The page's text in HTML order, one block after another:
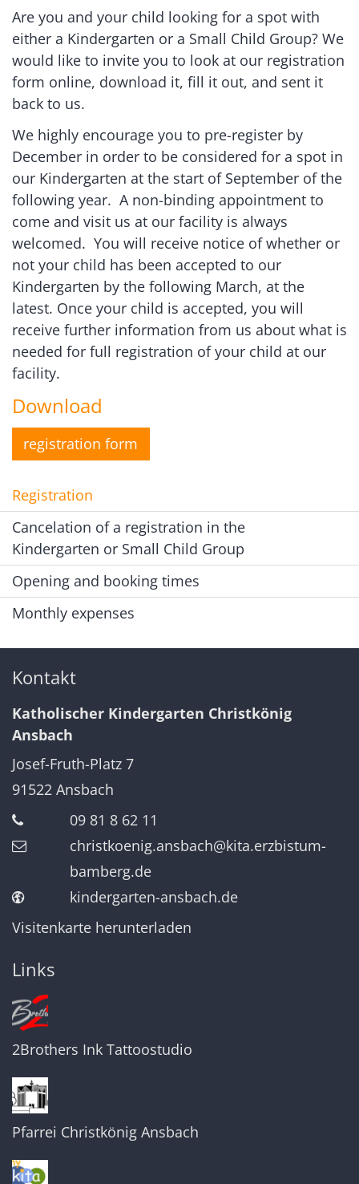
Are you and your child looking for a spot with
either a Kindergarten or a Small Child Group? We
would like to invite you to look at our registration
form online, download it, fill it out, and sent it
back to us.
We highly encourage you to pre-register by
December in order to be considered for a spot in
our Kindergarten at the start of September of the
following year. A non-binding appointment to
come and visit us at our facility is always
welcomed. You will receive notice of whether or
not your child has been accepted to our
Kindergarten by the following March, at the
latest. Once your child is accepted, you will
receive further information from us about what is
needed for full registration of your child at our
facility.
Download
registration form
Registration
Cancelation of a registration in the
Kindergarten or Small Child Group
Opening and booking times
Monthly expenses
Kontakt
Katholischer Kindergarten Christkönig
Ansbach
Josef-Fruth-Platz 7
91522 Ansbach
09 81 8 62 11
christkoenig.ansbach@kita.erzbistum-
bamberg.de
kindergarten-ansbach.de
Visitenkarte herunterladen
Links
2Brothers Ink Tattoostudio
Pfarrei Christkönig Ansbach